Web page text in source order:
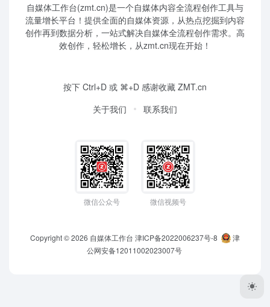
自媒体工作台(zmt.cn)是一个自媒体内容全流程创作工具与
流量增长平台！提供全面的自媒体资源，从热点挖掘到内容
创作再到数据分析，一站式解决自媒体全流程创作需求。高
效创作，轻松增长，从zmt.cn现在开始！
按下 Ctrl+D 或 ⌘+D 感谢收藏 ZMT.cn
关于我们
联系我们
微信公众号 微信视频号
Copyright © 2026 自媒体工作台 津ICP备2022006237号-8
津
公网安备12011002023007号